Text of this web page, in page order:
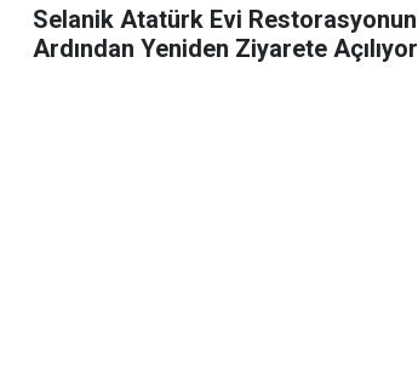
Selanik Atatürk Evi Restorasyonun
Ardından Yeniden Ziyarete Açılıyor